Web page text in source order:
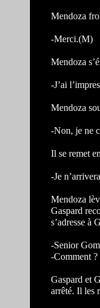
Mendoza
-Merci.(M)
Mendoza
-J’ai
Mendoza
-Non, je ne
Il se remet
-Je
Mendoza
Gaspard
s’adresse à
-Senior
-Comment ?
Gaspard et
arrêté. Il les